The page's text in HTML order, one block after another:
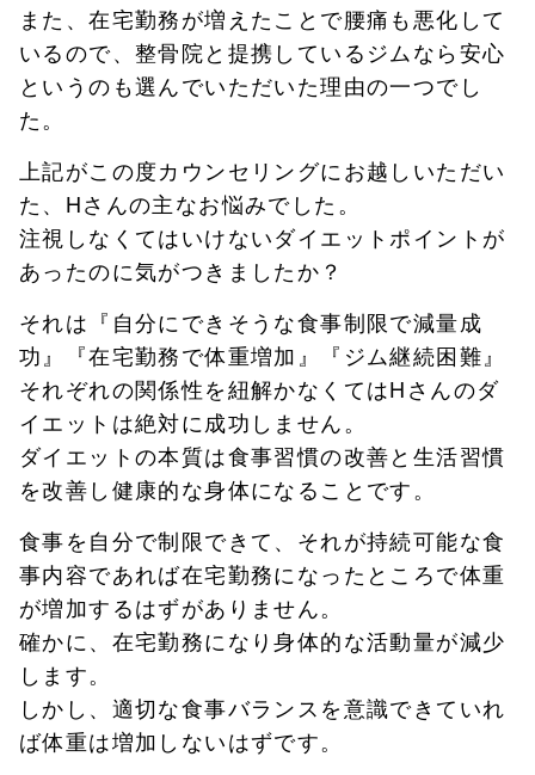
また、在宅勤務が増えたことで腰痛も悪化して
いるので、整骨院と提携しているジムなら安心
というのも選んでいただいた理由の一つでし
た。
上記がこの度カウンセリングにお越しいただい
た、Hさんの主なお悩みでした。
注視しなくてはいけないダイエットポイントが
あったのに気がつきましたか？
それは『自分にできそうな食事制限で減量成
功』『在宅勤務で体重増加』『ジム継続困難』
それぞれの関係性を紐解かなくてはHさんのダ
イエットは絶対に成功しません。
ダイエットの本質は食事習慣の改善と生活習慣
を改善し健康的な身体になることです。
食事を自分で制限できて、それが持続可能な食
事内容であれば在宅勤務になったところで体重
が増加するはずがありません。
確かに、在宅勤務になり身体的な活動量が減少
します。
しかし、適切な食事バランスを意識できていれ
ば体重は増加しないはずです。